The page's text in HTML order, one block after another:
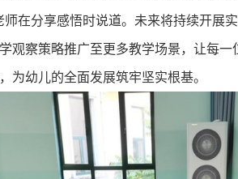
师在分享感悟时说道。未来将持续开展
观察策略推广至更多教学场景，让每一
为幼儿的全面发展筑牢坚实根基。